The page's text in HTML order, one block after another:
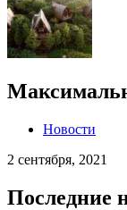
Новости
2 сентября, 2021
Последние